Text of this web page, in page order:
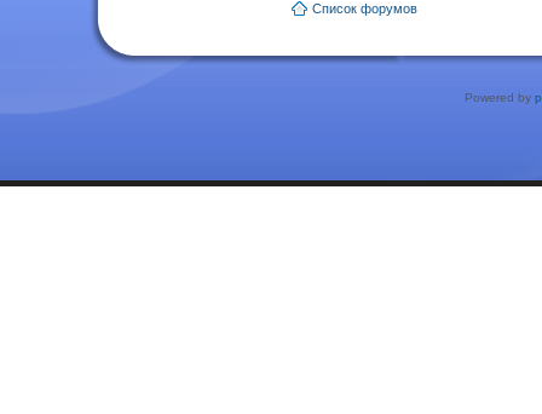
Список форумов
Powered by